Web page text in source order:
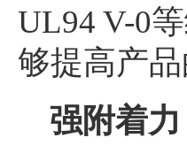
UL94 V-0
够提高产品
强附着力